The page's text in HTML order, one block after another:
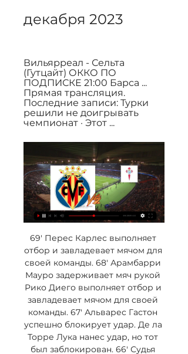
декабря 2023
Вильярреал - Сельта
(Гутцайт) ОККО ПО
ПОДПИСКЕ 21:00 Барса ...
Прямая трансляция.
Последние записи: Турки
решили не доигрывать
чемпионат · Этот ...
69' Перес Карлес выполняет
отбор и завладевает мячом для
своей команды. 68' Арамбарри
Мауро задерживает мяч рукой
Рико Диего выполняет отбор и
завладевает мячом для своей
команды. 67' Альварес Гастон
успешно блокирует удар. Де ла
Торре Лука нанес удар, но тот
был заблокирован. 66' Судья